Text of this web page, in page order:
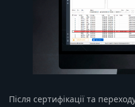
Після сертифікації та